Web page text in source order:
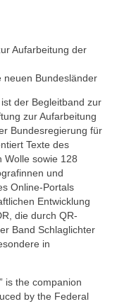
Aufarbeitung der
neuen Bundesländer
ist der Begleitband zur
zur Aufarbeitung
Bundesregierung für
Texte des
Wolle sowie 128
und
Online-Portals
Entwicklung
die durch QR-
Band Schlaglichter
in
is the companion
by the Federal